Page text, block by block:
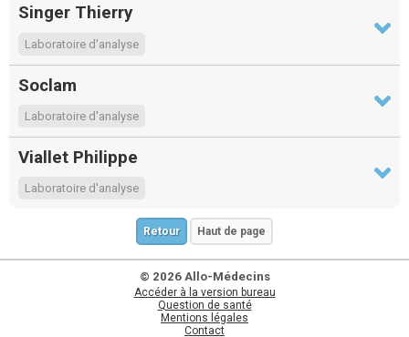
Singer Thierry
Laboratoire d'analyse
Soclam
Laboratoire d'analyse
Viallet Philippe
Laboratoire d'analyse
Retour Haut de page
© 2026 Allo-Médecins
Accéder à la version bureau
Question de santé
Mentions légales
Contact